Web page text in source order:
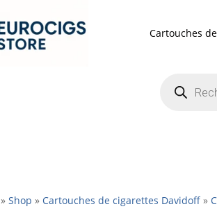
Cartouches
produits
» Shop » Cartouches de cigarettes Davidoff»